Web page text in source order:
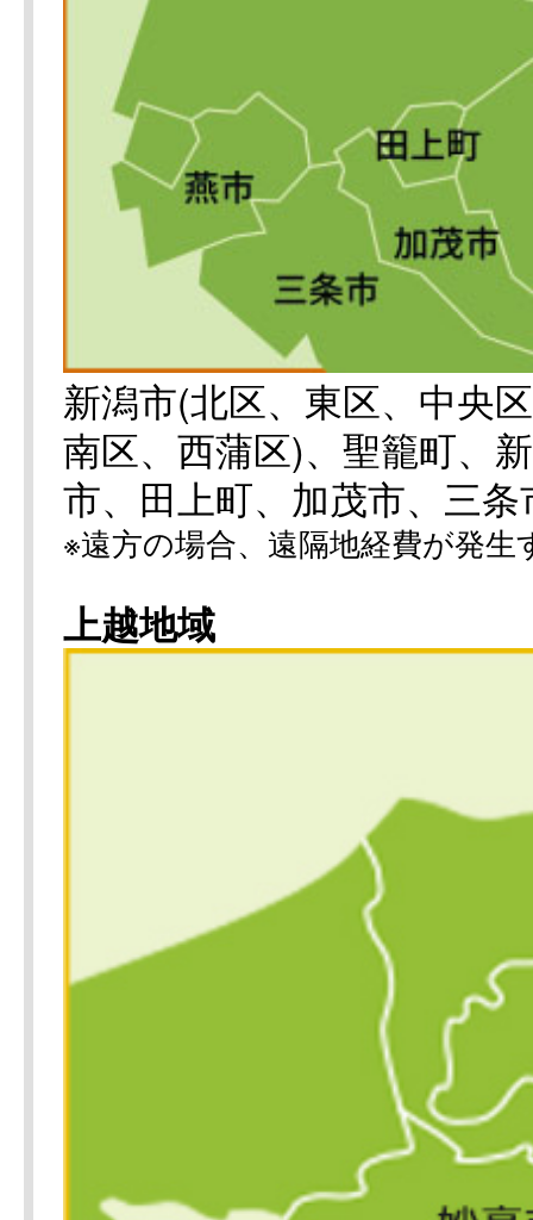
新潟市(北区、東区、中央
南区、西蒲区)、聖籠町、
市、田上町、加茂市、三
※遠方の場合、遠隔地経費が発
上越地域